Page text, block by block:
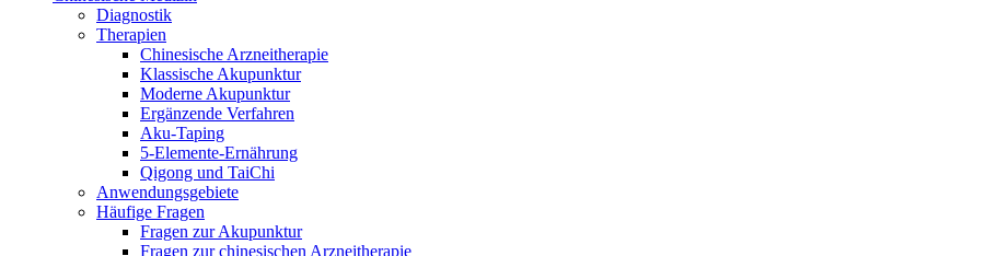
Diagnostik
Therapien
Chinesische Arzneitherapie
Klassische Akupunktur
Moderne Akupunktur
Ergänzende Verfahren
Aku-Taping
5-Elemente-Ernährung
Qigong und TaiChi
Anwendungsgebiete
Häufige Fragen
Fragen zur Akupunktur
Fragen zur chinesischen Arzneitherapie